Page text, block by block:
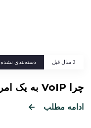
2 سال قبل دسته‌بندی نشده
چرا VoIP به یک امر مهم در تجارت تبدیل شد؟
ادامه مطلب